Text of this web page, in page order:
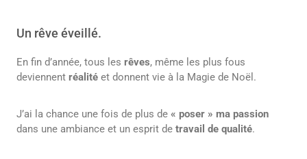
Un rêve éveillé.
En fin d’année, tous les rêves, même les plus fous
deviennent réalité et donnent vie à la Magie de Noël.
J’ai la chance une fois de plus de « poser » ma passion
dans une ambiance et un esprit de travail de qualité.